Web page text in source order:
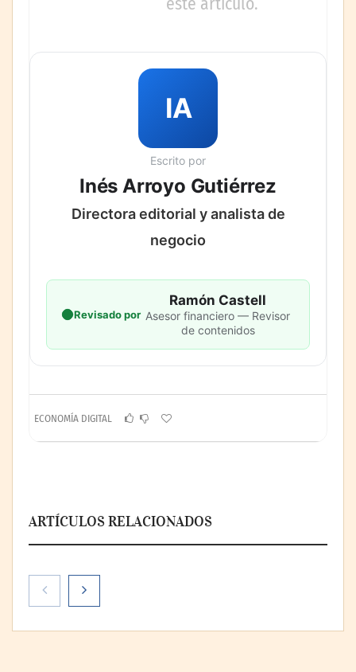
este artículo.
IA
Escrito por
Inés Arroyo Gutiérrez
Directora editorial y analista de
negocio
Revisado por
Ramón Castell
Asesor financiero — Revisor
de contenidos
ECONOMÍA DIGITAL
ARTÍCULOS RELACIONADOS